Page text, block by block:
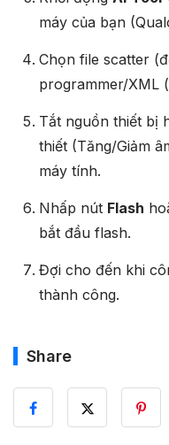
máy của bạn
Chọn file scatter
programmer/XML
Tắt nguồn thiết bị
thiết (Tăng/Giảm
máy tính.
Nhấp nút Flash
bắt đầu flash.
Đợi cho đến khi
thành công.
Share